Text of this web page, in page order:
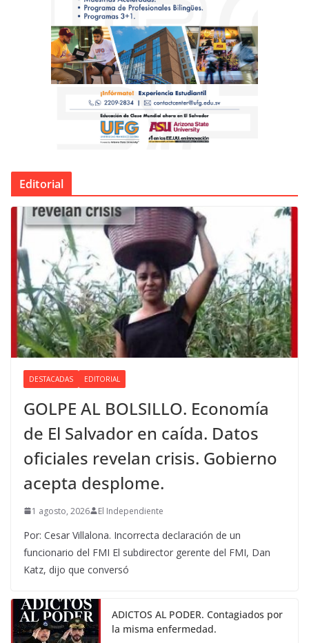
Editorial
DESTACADAS EDITORIAL
GOLPE AL BOLSILLO. Economía
de El Salvador en caída. Datos
oficiales revelan crisis. Gobierno
acepta desplome.
1 agosto, 2026 El Independiente
Por: Cesar Villalona. Incorrecta declaración de un
funcionario del FMI El subdirector gerente del FMI, Dan
Katz, dijo que conversó
ADICTOS AL PODER. Contagiados por
la misma enfermedad.